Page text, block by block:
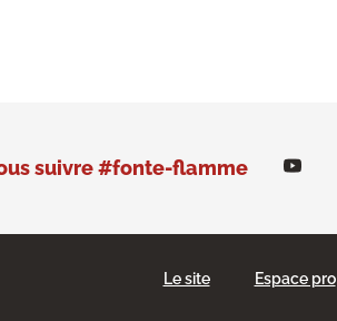
suivre #fonte-flamme
Le site Espace pro